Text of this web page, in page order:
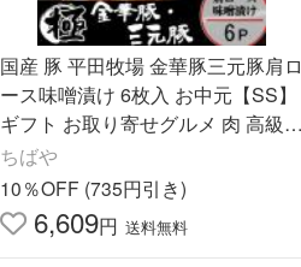
国産 豚 平田牧場 金華豚三元豚肩ロ
ース味噌漬け 6枚入 お中元【SS】
ギフト お取り寄せグルメ 肉 高級
ギフト 金華豚 Ｈ冷蔵 和風惣菜
ちばや
10％OFF (735円引き)
6,609円 送料無料